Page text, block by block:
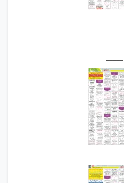
_____
_____
_____